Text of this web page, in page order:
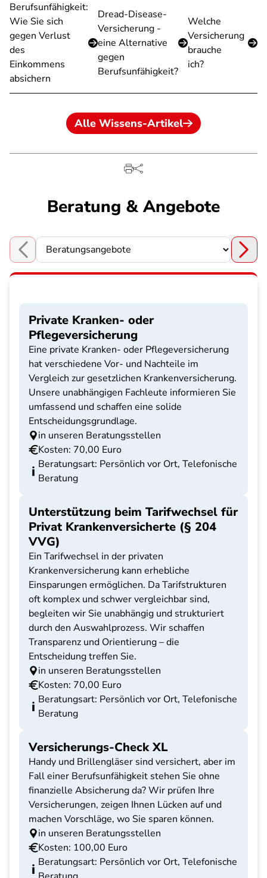
Berufsunfähigkeit:
Wie Sie sich
gegen Verlust
des
Einkommens
absichern
Dread-Disease-
Versicherung -
eine Alternative
gegen
Berufsunfähigkeit?
Welche
Versicherung
brauche
ich?
Alle Wissens-Artikel
Beratung & Angebote
Choose a section
Private Kranken- oder
Pflegeversicherung
Eine private Kranken- oder Pflegeversicherung
hat verschiedene Vor- und Nachteile im
Vergleich zur gesetzlichen Krankenversicherung.
Unsere unabhängigen Fachleute informieren Sie
umfassend und schaffen eine solide
Entscheidungsgrundlage.
in unseren Beratungsstellen
Kosten: 70,00 Euro
Beratungsart: Persönlich vor Ort, Telefonische
Beratung
Unterstützung beim Tarifwechsel für
Privat Krankenversicherte (§ 204
VVG)
Ein Tarifwechsel in der privaten
Krankenversicherung kann erhebliche
Einsparungen ermöglichen. Da Tarifstrukturen
oft komplex und schwer vergleichbar sind,
begleiten wir Sie unabhängig und strukturiert
durch den Auswahlprozess. Wir schaffen
Transparenz und Orientierung – die
Entscheidung treffen Sie.
in unseren Beratungsstellen
Kosten: 70,00 Euro
Beratungsart: Persönlich vor Ort, Telefonische
Beratung
Versicherungs-Check XL
Handy und Brillengläser sind versichert, aber im
Fall einer Berufsunfähigkeit stehen Sie ohne
finanzielle Absicherung da? Wir prüfen Ihre
Versicherungen, zeigen Ihnen Lücken auf und
machen Vorschläge, wo Sie sparen können.
in unseren Beratungsstellen
Kosten: 100,00 Euro
Beratungsart: Persönlich vor Ort, Telefonische